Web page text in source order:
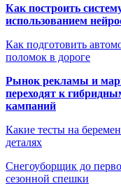
Как построить
использованием
Как подготовить
поломок в дороге
Рынок рекламы и
переходят к
кампаний
Какие тесты на
деталях
Снегоуборщик до
сезонной спешки